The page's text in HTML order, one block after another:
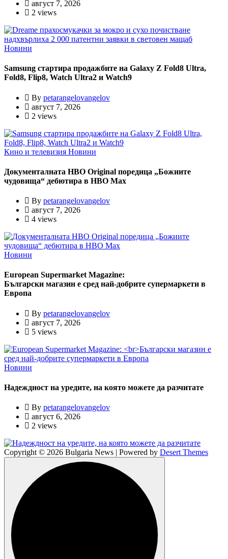
август 7, 2026
2 views
Новини
Samsung стартира продажбите на Galaxy Z Fold8 Ultra,
Fold8, Flip8, Watch Ultra2 и Watch9
By petarangelovangelov
август 7, 2026
2 views
Кино и телевизия Новини
Документалната HBO Original поредица „Божиите
чудовища“ дебютира в HBO Max
By petarangelovangelov
август 7, 2026
4 views
Новини
European Supermarket Magazine:
Български магазин е сред най-добрите супермаркети в
Европа
By petarangelovangelov
август 7, 2026
5 views
Новини
Надеждност на уредите, на която можете да разчитате
By petarangelovangelov
август 6, 2026
2 views
Copyright © 2026 Bulgaria News | Powered by Desert Themes